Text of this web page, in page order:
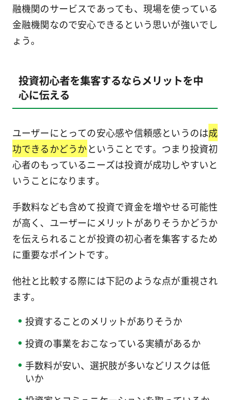
融機関のサービスであっても、現場を使っている
金融機関なので安心できるという思いが強いでし
ょう。
投資初心者を集客するならメリットを中
心に伝える
ユーザーにとっての安心感や信頼感というのは成
功できるかどうかということです。つまり投資初
心者のもっているニーズは投資が成功しやすいと
いうことになります。
手数料なども含めて投資で資金を増やせる可能性
が高く、ユーザーにメリットがありそうかどうか
を伝えられることが投資の初心者を集客するため
に重要なポイントです。
他社と比較する際には下記のような点が重視され
ます。
投資することのメリットがありそうか
投資の事業をおこなっている実績があるか
手数料が安い、選択肢が多いなどリスクは低
いか